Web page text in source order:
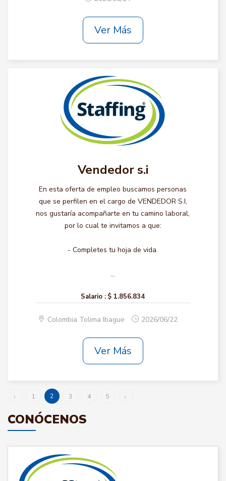
Ver Más
Vendedor s.i
En esta oferta de empleo buscamos personas
que se perfilen en el cargo de VENDEDOR S.I,
nos gustaría acompañarte en tu camino laboral,
por lo cual te invitamos a que:
- Completes tu hoja de vida.
...
Salario : $ 1.856.834
Colombia Tolima Ibague 2026/06/22
Ver Más
‹ 1 2 3 4 5 ›
CONÓCENOS